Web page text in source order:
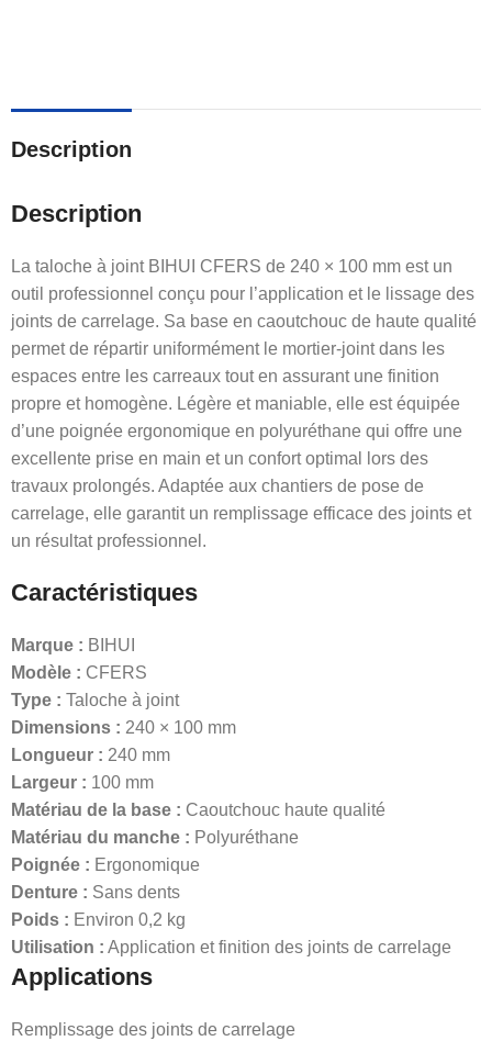
Description
Description
La taloche à joint BIHUI CFERS de 240 × 100 mm est un
outil professionnel conçu pour l’application et le lissage des
joints de carrelage. Sa base en caoutchouc de haute qualité
permet de répartir uniformément le mortier-joint dans les
espaces entre les carreaux tout en assurant une finition
propre et homogène. Légère et maniable, elle est équipée
d’une poignée ergonomique en polyuréthane qui offre une
excellente prise en main et un confort optimal lors des
travaux prolongés. Adaptée aux chantiers de pose de
carrelage, elle garantit un remplissage efficace des joints et
un résultat professionnel.
Caractéristiques
Marque : BIHUI
Modèle : CFERS
Type : Taloche à joint
Dimensions : 240 × 100 mm
Longueur : 240 mm
Largeur : 100 mm
Matériau de la base : Caoutchouc haute qualité
Matériau du manche : Polyuréthane
Poignée : Ergonomique
Denture : Sans dents
Poids : Environ 0,2 kg
Utilisation : Application et finition des joints de carrelage
Applications
Remplissage des joints de carrelage